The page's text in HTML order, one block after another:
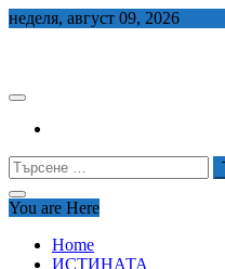
Skip
неделя, август 09, 2026
Търсене
за:
You are Here
Home
ИСТИНАТА